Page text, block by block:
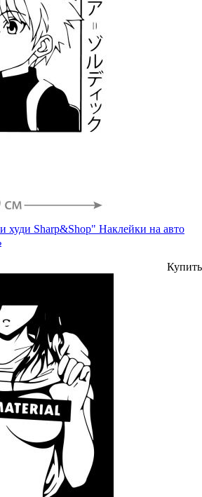
худи Sharp&Shop" Наклейки на авто
Купить